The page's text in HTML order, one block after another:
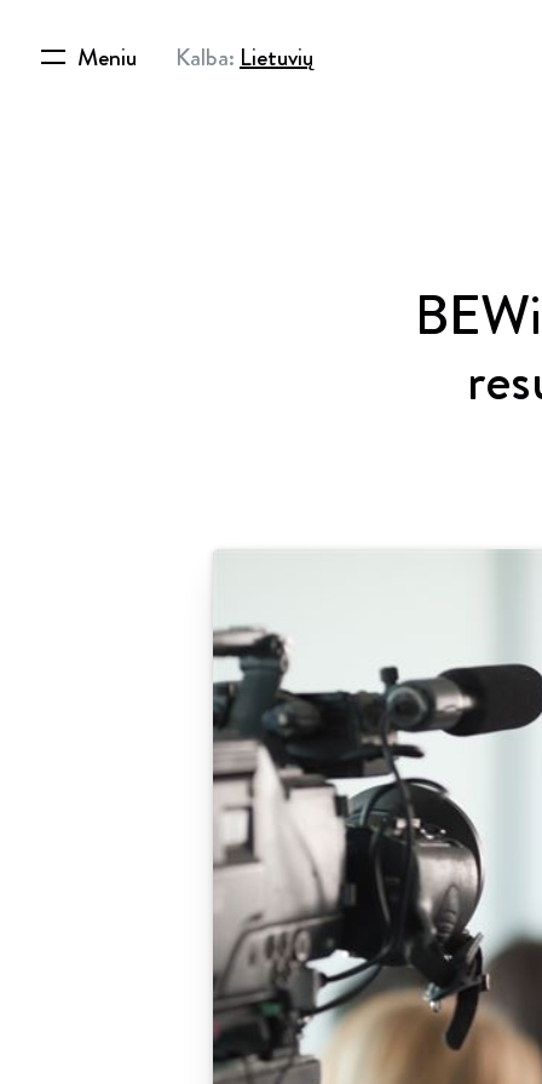
Meniu Kalba:Lietuvių